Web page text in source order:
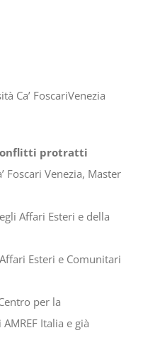
Ca’ FoscariVenezia
protratti
Foscari Venezia, Master
Affari Esteri e della
Esteri e Comunitari
per la
Italia e già